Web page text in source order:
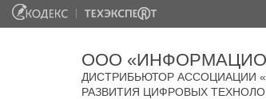
ООО
ДИСТРИБЬЮТОР АССОЦИАЦИИ
РАЗВИТИЯ ЦИФРОВЫХ